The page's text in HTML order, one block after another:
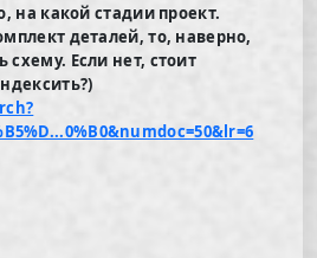
на какой стадии проект.
деталей, то, наверно,
схему. Если нет, стоит